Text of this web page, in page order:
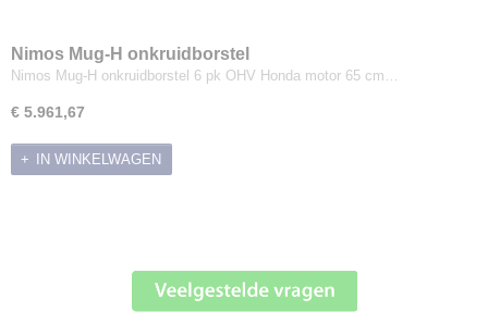
Nimos Mug-H onkruidborstel
Nimos Mug-H onkruidborstel 6 pk OHV Honda motor 65 cm…
€ 5.961,67
IN WINKELWAGEN